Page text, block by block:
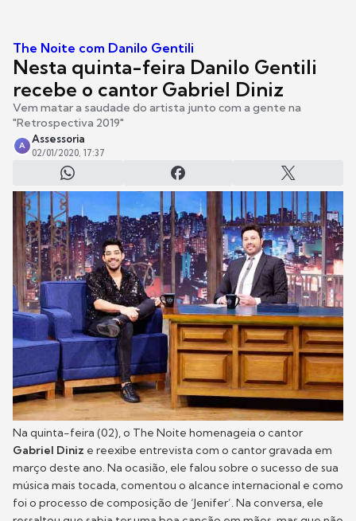
The Noite com Danilo Gentili
Nesta quinta-feira Danilo Gentili
recebe o cantor Gabriel Diniz
Vem matar a saudade do artista junto com a gente na
"Retrospectiva 2019"
A
Assessoria
02/01/2020, 17:37
Na quinta-feira (02), o The Noite homenageia o cantor
Gabriel Diniz e reexibe entrevista com o cantor gravada em
março deste ano. Na ocasião, ele falou sobre o sucesso de sua
música mais tocada, comentou o alcance internacional e como
foi o processo de composição de ‘Jenifer’. Na conversa, ele